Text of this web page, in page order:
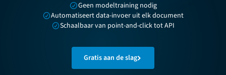
Geen modeltraining nodig
Automatiseert data-invoer uit elk document
Schaalbaar van point-and-click tot API
Gratis aan de slag